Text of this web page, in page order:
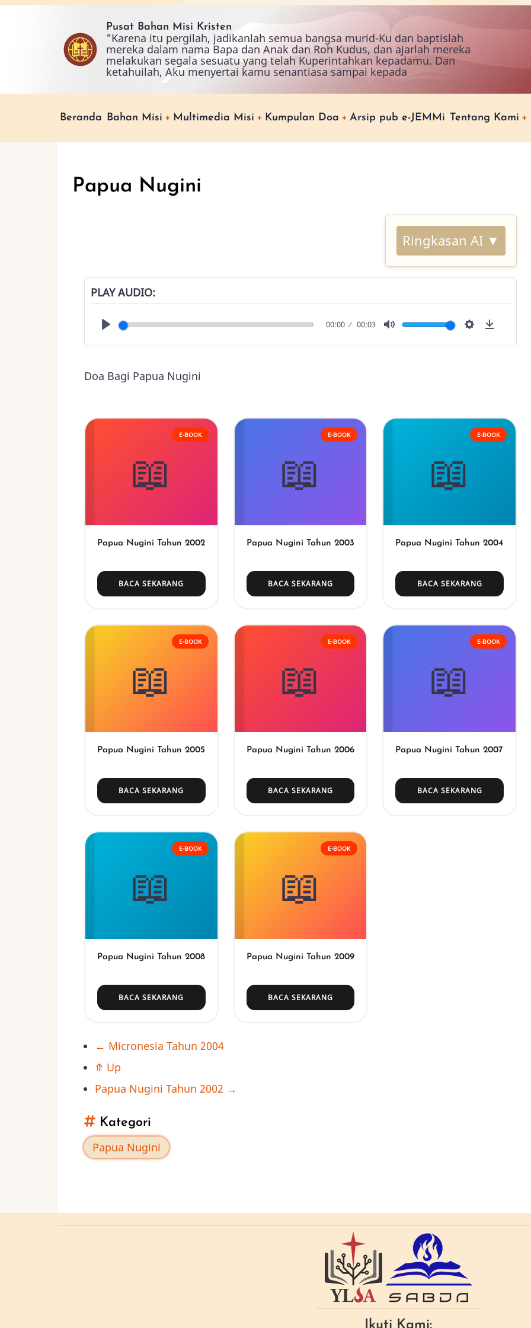
Skip
Pusat Bahan Misi Kristen
"Karena itu pergilah, jadikanlah semua bangsa murid-Ku dan baptislah
mereka dalam nama Bapa dan Anak dan Roh Kudus, dan ajarlah mereka
melakukan segala sesuatu yang telah Kuperintahkan kepadamu. Dan
ketahuilah, Aku menyertai kamu senantiasa sampai kepada
Main
Beranda Bahan Misi Multimedia Misi Kumpulan Doa Arsip pub e-JEMMi Tentang Kami
Papua Nugini
Ringkasan AI ▼
PLAY AUDIO
00:00 00:03
Doa Bagi Papua Nugini
E-BOOK
📖
Papua Nugini Tahun 2002
BACA SEKARANG
E-BOOK
📖
Papua Nugini Tahun 2003
BACA SEKARANG
E-BOOK
📖
Papua Nugini Tahun 2004
BACA SEKARANG
E-BOOK
📖
Papua Nugini Tahun 2005
BACA SEKARANG
E-BOOK
📖
Papua Nugini Tahun 2006
BACA SEKARANG
E-BOOK
📖
Papua Nugini Tahun 2007
BACA SEKARANG
E-BOOK
📖
Papua Nugini Tahun 2008
BACA SEKARANG
E-BOOK
📖
Papua Nugini Tahun 2009
BACA SEKARANG
Book
traversal
links
for
Nugini
← Micronesia Tahun 2004
⤊ Up
Papua Nugini Tahun 2002 →
Kategori
Papua Nugini
Ikuti Kami: